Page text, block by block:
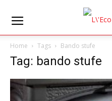
Home Tags Bando stufe
Tag: bando stufe